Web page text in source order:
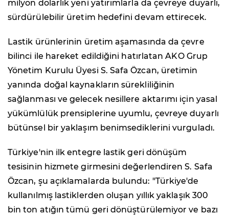
milyon dolarlık yeni yatırımlarla da çevreye duyarlı,
sürdürülebilir üretim hedefini devam ettirecek.
Lastik ürünlerinin üretim aşamasında da çevre
bilinci ile hareket edildiğini hatırlatan AKO Grup
Yönetim Kurulu Üyesi S. Safa Özcan, üretimin
yanında doğal kaynakların sürekliliğinin
sağlanması ve gelecek nesillere aktarımı için yasal
yükümlülük prensiplerine uyumlu, çevreye duyarlı
bütünsel bir yaklaşım benimsediklerini vurguladı.
Türkiye'nin ilk entegre lastik geri dönüşüm
tesisinin hizmete girmesini değerlendiren S. Safa
Özcan, şu açıklamalarda bulundu: "Türkiye'de
kullanılmış lastiklerden oluşan yıllık yaklaşık 300
bin ton atığın tümü geri dönüştürülemiyor ve bazı